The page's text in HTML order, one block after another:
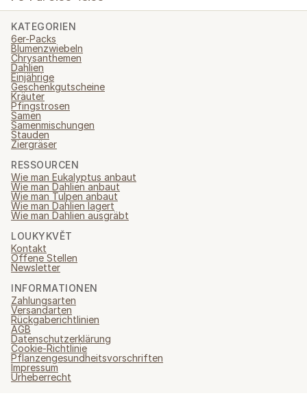
KATEGORIEN
6er-Packs
Blumenzwiebeln
Chrysanthemen
Dahlien
Einjährige
Geschenkgutscheine
Kräuter
Pfingstrosen
Samen
Samenmischungen
Stauden
Ziergräser
RESSOURCEN
Wie man Eukalyptus anbaut
Wie man Dahlien anbaut
Wie man Tulpen anbaut
Wie man Dahlien lagert
Wie man Dahlien ausgräbt
LOUKYKVĚT
Kontakt
Offene Stellen
Newsletter
INFORMATIONEN
Zahlungsarten
Versandarten
Rückgaberichtlinien
AGB
Datenschutzerklärung
Cookie-Richtlinie
Pflanzengesundheitsvorschriften
Impressum
Urheberrecht